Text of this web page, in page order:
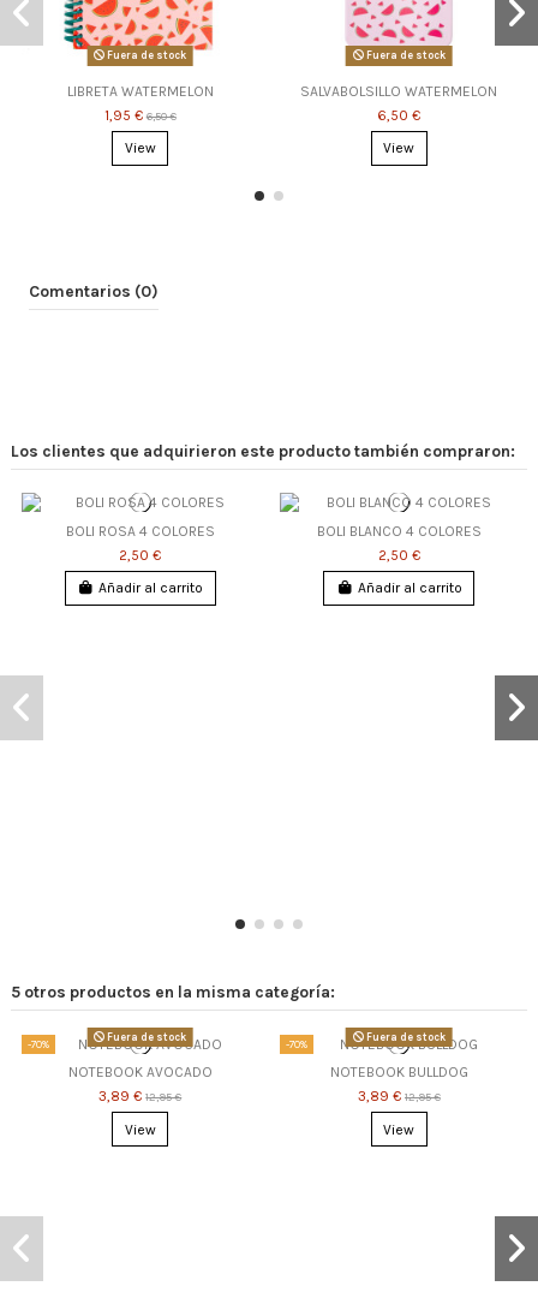
Fuera de stock
LIBRETA WATERMELON
1,95 €6,50 €
View
Fuera de stock
SALVABOLSILLO WATERMELON
6,50 €
View
Comentarios (0)
Los clientes que adquirieron este producto también compraron:
BOLI ROSA 4 COLORES
2,50 €
Añadir al carrito
BOLI BLANCO 4 COLORES
2,50 €
Añadir al carrito
5 otros productos en la misma categoría:
-70%
Fuera de stock
NOTEBOOK AVOCADO
3,89 €12,95 €
View
-70%
Fuera de stock
NOTEBOOK BULLDOG
3,89 € 12,95 €
View